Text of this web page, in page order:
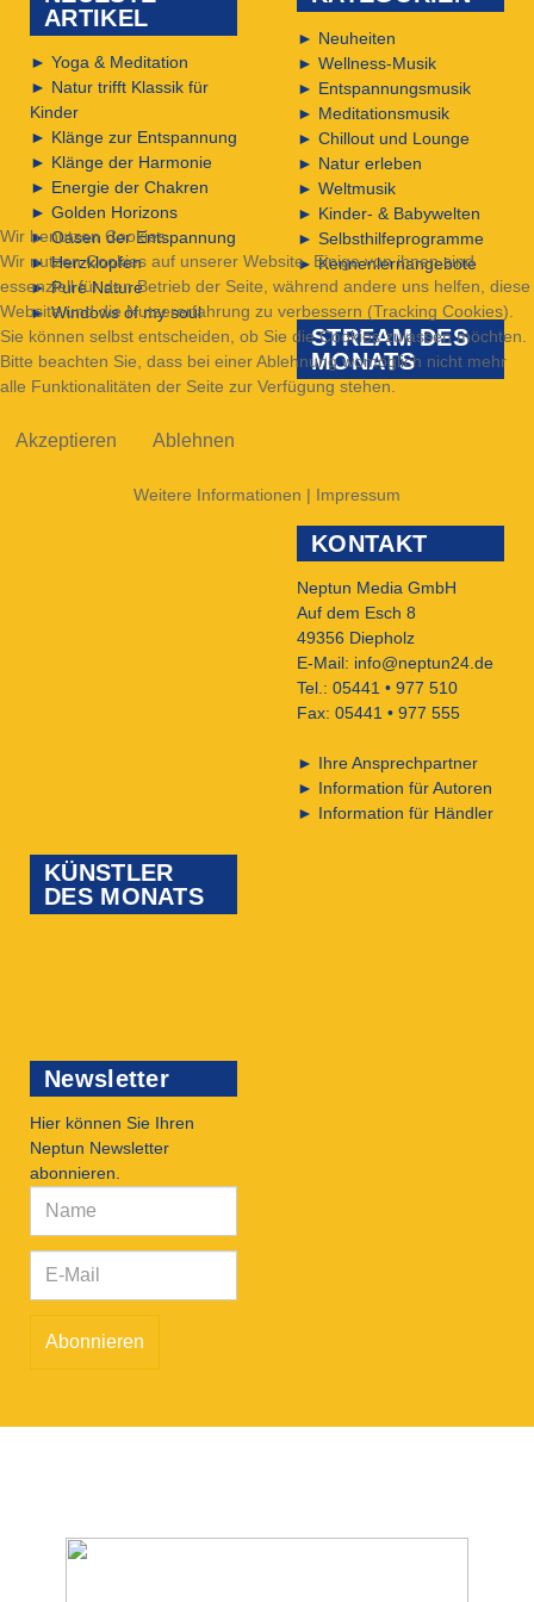
ARTIKEL
► Yoga & Meditation
► Natur trifft Klassik für
Kinder
► Klänge zur Entspannung
► Klänge der Harmonie
► Energie der Chakren
► Golden Horizons
►Oasen der Entspannung
►Herzklopfen
►Pure Nature
►Windows of my soul
► Neuheiten
► Wellness-Musik
► Entspannungsmusik
► Meditationsmusik
► Chillout und Lounge
► Natur erleben
► Weltmusik
► Kinder- & Babywelten
► Selbsthilfeprogramme
►Kennenlernangebote
STREAM DES
MONATS
KONTAKT
Neptun Media GmbH
Auf dem Esch 8
49356 Diepholz
E-Mail: info@neptun24.de
Tel.: 05441 • 977 510
Fax: 05441 • 977 555
► Ihre Ansprechpartner
► Information für Autoren
► Information für Händler
KÜNSTLER
DES MONATS
Newsletter
Hier können Sie Ihren
Neptun Newsletter
abonnieren.
Wir benutzen Cookies
Wir nutzen Cookies auf unserer Website. Einige von ihnen sind
essenziell für den Betrieb der Seite, während andere uns helfen, diese
Website und die Nutzererfahrung zu verbessern (Tracking Cookies).
Sie können selbst entscheiden, ob Sie die Cookies zulassen möchten.
Bitte beachten Sie, dass bei einer Ablehnung womöglich nicht mehr
alle Funktionalitäten der Seite zur Verfügung stehen.
Akzeptieren Ablehnen
Weitere Informationen | Impressum